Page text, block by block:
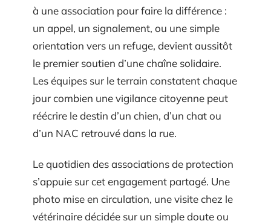
à une association pour faire la différence :
un appel, un signalement, ou une simple
orientation vers un refuge, devient aussitôt
le premier soutien d’une chaîne solidaire.
Les équipes sur le terrain constatent chaque
jour combien une vigilance citoyenne peut
réécrire le destin d’un chien, d’un chat ou
d’un NAC retrouvé dans la rue.
Le quotidien des associations de protection
s’appuie sur cet engagement partagé. Une
photo mise en circulation, une visite chez le
vétérinaire décidée sur un simple doute ou